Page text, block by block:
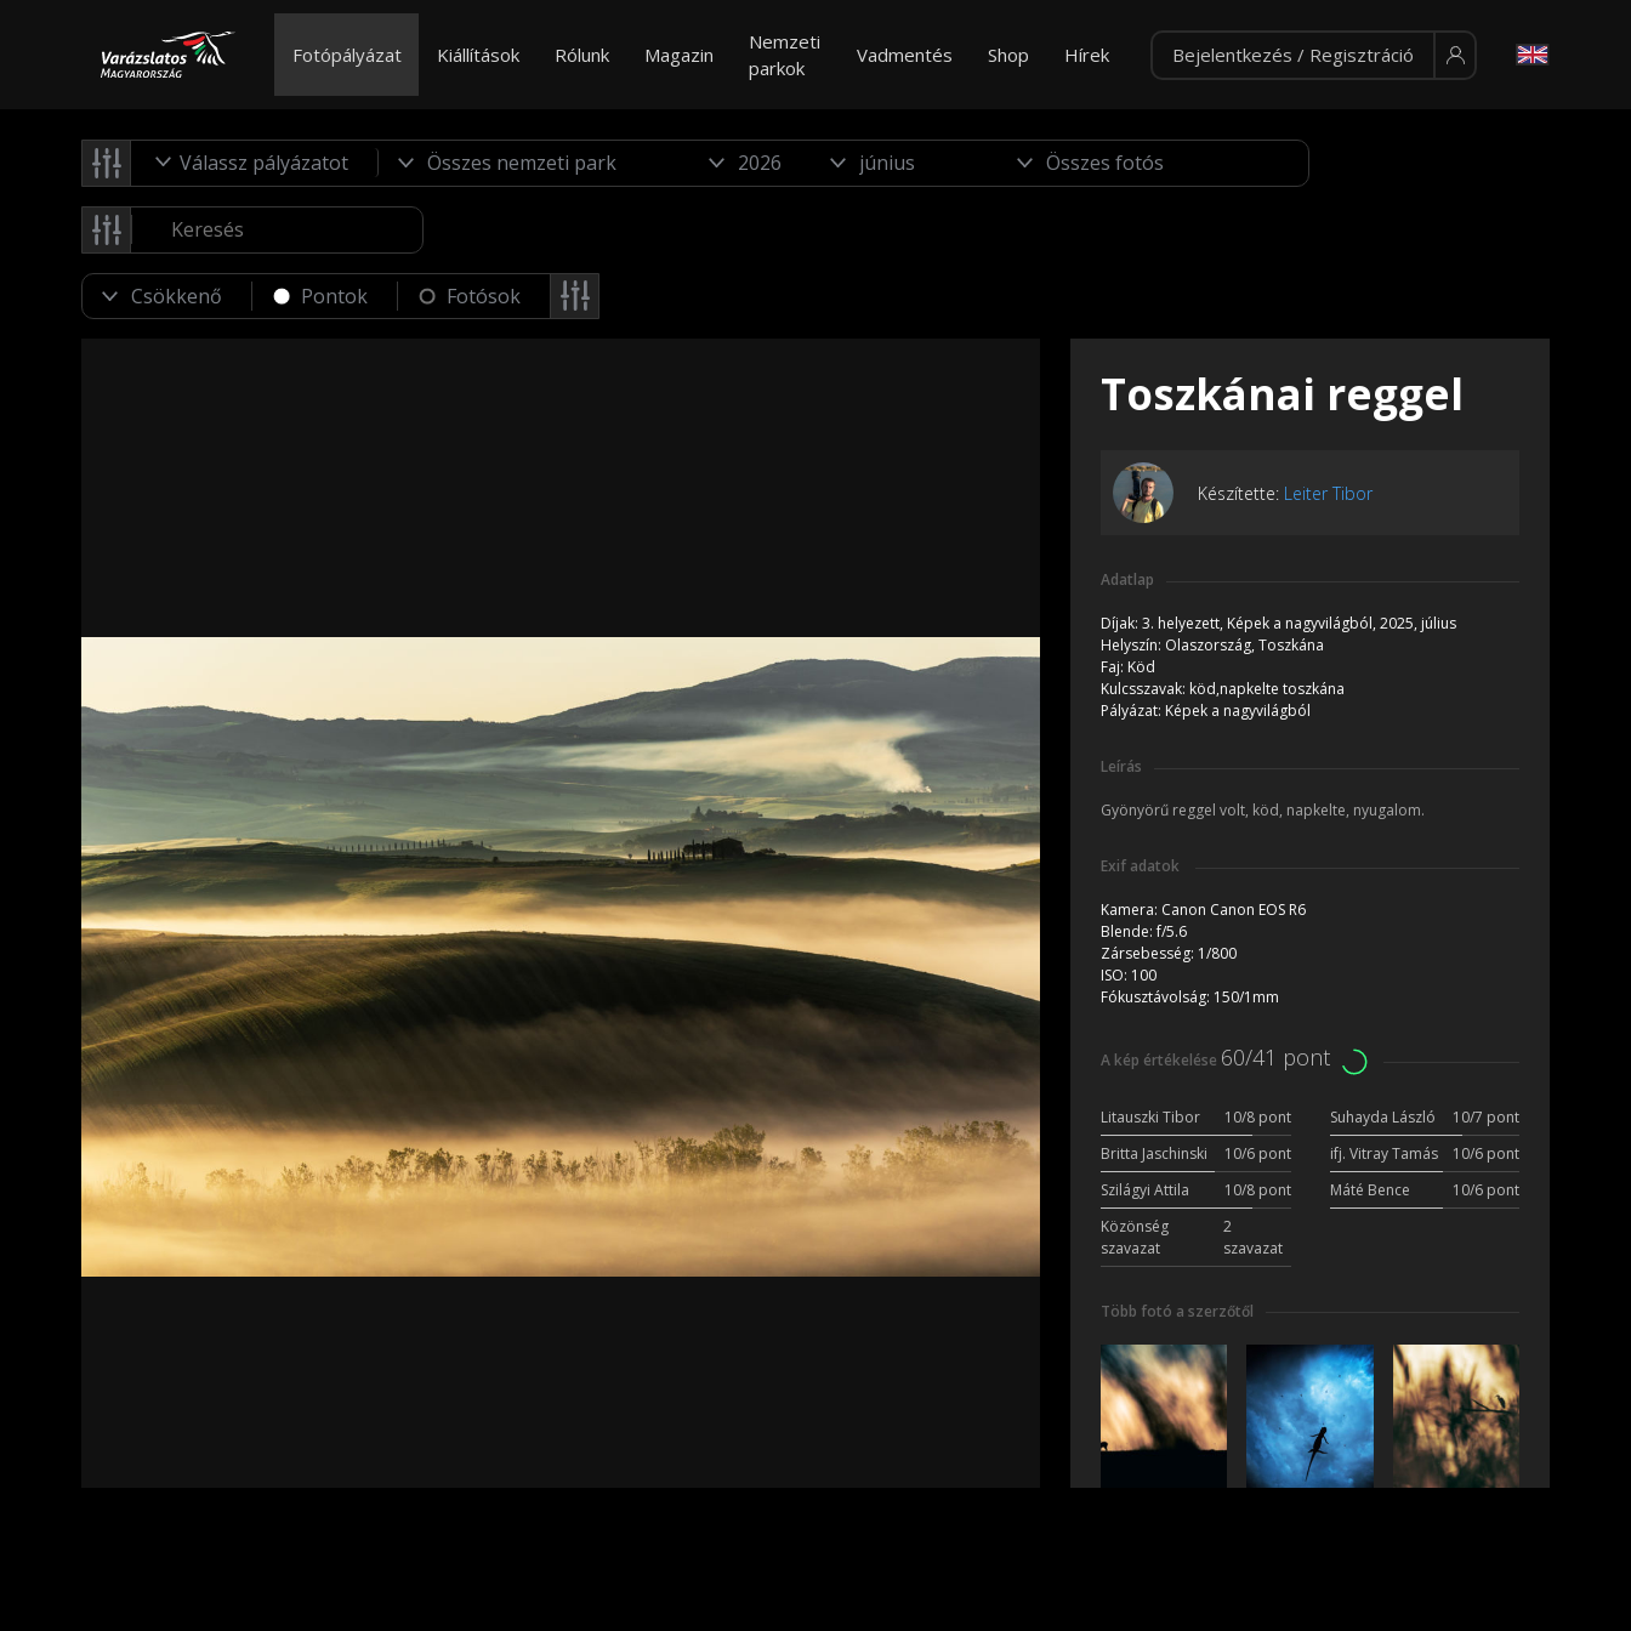
Fotópályázat Kiállítások Rólunk Magazin
Nemzeti
parkok
Vadmentés Shop Hírek Bejelentkezés / Regisztráció
Válassz pályázatot
Pontok Fotósok
Toszkánai reggel
Készítette: Leiter Tibor
Adatlap
Díjak: 3. helyezett, Képek a nagyvilágból, 2025, július
Helyszín: Olaszország, Toszkána
Faj: Köd
Kulcsszavak: köd,napkelte toszkána
Pályázat: Képek a nagyvilágból
Leírás
Gyönyörű reggel volt, köd, napkelte, nyugalom.
Exif adatok
Kamera: Canon Canon EOS R6
Blende:f/5.6
Zársebesség: 1/800
ISO: 100
Fókusztávolság: 150/1mm
A kép értékelése 60/41 pont
Litauszki Tibor 10/8 pont Suhayda László
10/7 pont
Britta Jaschinski
10/6 pont ifj. Vitray Tamás
10/6 pont
Szilágyi Attila
10/8 pont Máté Bence
10/6 pont
Közönség
szavazat
2
szavazat
Több fotó a szerzőtől